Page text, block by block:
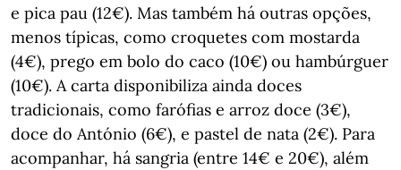
e pica pau (12€). Mas também há outras opções,
menos típicas, como croquetes com mostarda
(4€), prego em bolo do caco (10€) ou hambúrguer
(10€). A carta disponibiliza ainda doces
tradicionais, como farófias e arroz doce (3€),
doce do António (6€), e pastel de nata (2€). Para
acompanhar, há sangria (entre 14€ e 20€), além